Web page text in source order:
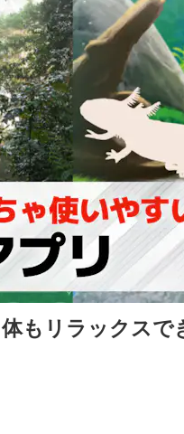
もリラックスで